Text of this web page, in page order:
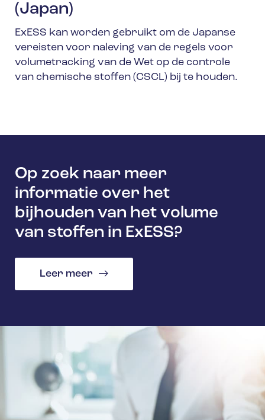
(Japan)
ExESS kan worden gebruikt om de Japanse
vereisten voor naleving van de regels voor
volumetracking van de Wet op de controle
van chemische stoffen (CSCL) bij te houden.
Op zoek naar meer
informatie over het
bijhouden van het volume
van stoffen in ExESS?
Leer meer